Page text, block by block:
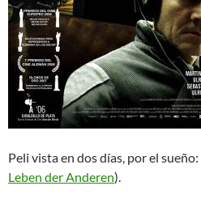
Peli vista en dos días, por el sueño:
Leben der Anderen).